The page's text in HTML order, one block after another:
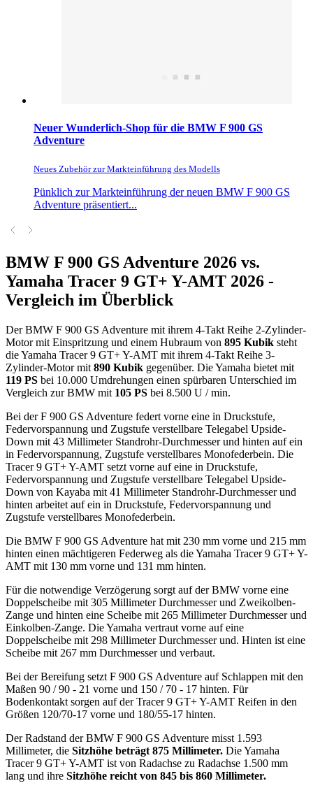
Neuer Wunderlich-Shop für die BMW F 900 GS
Adventure
Neues Zubehör zur Markteinführung des Modells
Pünklich zur Markteinführung der neuen BMW F 900 GS
Adventure präsentiert...
BMW F 900 GS Adventure 2026 vs.
Yamaha Tracer 9 GT+ Y-AMT 2026 -
Vergleich im Überblick
Der BMW F 900 GS Adventure mit ihrem 4-Takt Reihe 2-Zylinder-
Motor mit Einspritzung und einem Hubraum von 895 Kubik steht
die Yamaha Tracer 9 GT+ Y-AMT mit ihrem 4-Takt Reihe 3-
Zylinder-Motor mit 890 Kubik gegenüber. Die Yamaha bietet mit
119 PS bei 10.000 Umdrehungen einen spürbaren Unterschied im
Vergleich zur BMW mit 105 PS bei 8.500 U / min.
Bei der F 900 GS Adventure federt vorne eine in Druckstufe,
Federvorspannung und Zugstufe verstellbare Telegabel Upside-
Down mit 43 Millimeter Standrohr-Durchmesser und hinten auf ein
in Federvorspannung, Zugstufe verstellbares Monofederbein. Die
Tracer 9 GT+ Y-AMT setzt vorne auf eine in Druckstufe,
Federvorspannung und Zugstufe verstellbare Telegabel Upside-
Down von Kayaba mit 41 Millimeter Standrohr-Durchmesser und
hinten arbeitet auf ein in Druckstufe, Federvorspannung und
Zugstufe verstellbares Monofederbein.
Die BMW F 900 GS Adventure hat mit 230 mm vorne und 215 mm
hinten einen mächtigeren Federweg als die Yamaha Tracer 9 GT+ Y-
AMT mit 130 mm vorne und 131 mm hinten.
Für die notwendige Verzögerung sorgt auf der BMW vorne eine
Doppelscheibe mit 305 Millimeter Durchmesser und Zweikolben-
Zange und hinten eine Scheibe mit 265 Millimeter Durchmesser und
Einkolben-Zange. Die Yamaha vertraut vorne auf eine
Doppelscheibe mit 298 Millimeter Durchmesser und. Hinten ist eine
Scheibe mit 267 mm Durchmesser und verbaut.
Bei der Bereifung setzt F 900 GS Adventure auf Schlappen mit den
Maßen 90 / 90 - 21 vorne und 150 / 70 - 17 hinten. Für
Bodenkontakt sorgen auf der Tracer 9 GT+ Y-AMT Reifen in den
Größen 120/70-17 vorne und 180/55-17 hinten.
Der Radstand der BMW F 900 GS Adventure misst 1.593
Millimeter, die Sitzhöhe beträgt 875 Millimeter. Die Yamaha
Tracer 9 GT+ Y-AMT ist von Radachse zu Radachse 1.500 mm
lang und ihre Sitzhöhe reicht von 845 bis 860 Millimeter.